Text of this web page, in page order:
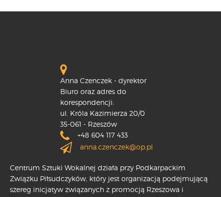
Anna Czenczek - dyrektor
Biuro oraz adres do
korespondencji:
ul. Króla Kazimierza 20/0
35-061 - Rzeszów
+48 604 117 433
anna.czenczek@op.pl
Centrum Sztuki Wokalnej działa przy Podkarpackim
Związku Piłsudczyków, który jest organizacją podejmującą
szereg inicjatyw związanych z promocją Rzeszowa i